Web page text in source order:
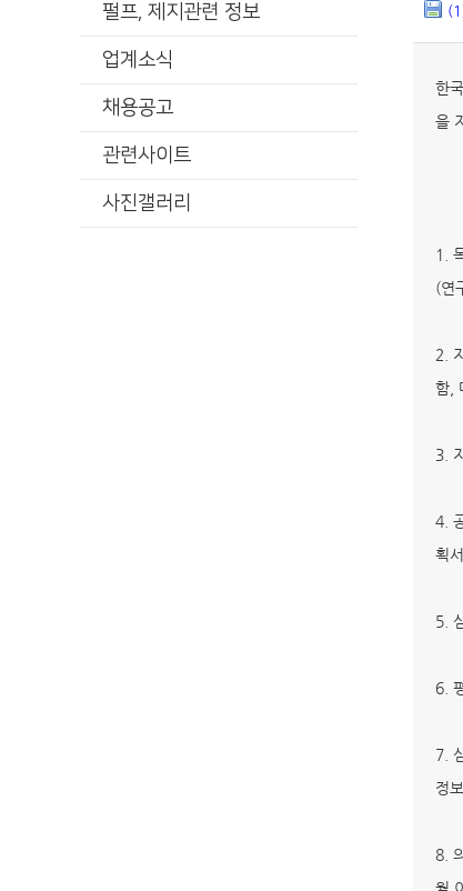
펄프, 제지관련 정보
업계소식
채용공고
관련사이트
사진갤러리
한
을
1.
(연
2.
함,
3.
4.
획
5.
6.
7.
정
8.